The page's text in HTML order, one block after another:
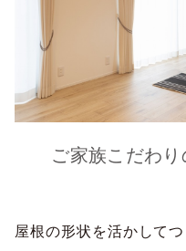
ご家族こだわ
屋根の形状を活かして